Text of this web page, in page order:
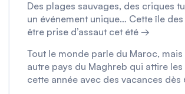
Des plages sauvages, des criques
un événement unique… Cette île des
être prise d’assaut cet été →
Tout le monde parle du Maroc, mais
autre pays du Maghreb qui attire les
cette année avec des vacances